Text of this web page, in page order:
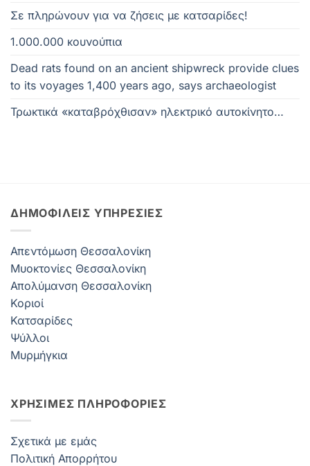
Σε πληρώνουν για να ζήσεις με κατσαρίδες!
1.000.000 κουνούπια
Dead rats found on an ancient shipwreck provide clues
to its voyages 1,400 years ago, says archaeologist
Τρωκτικά «καταβρόχθισαν» ηλεκτρικό αυτοκίνητο…
ΔΗΜΟΦΙΛΕΊΣ ΥΠΗΡΕΣΊΕΣ
Απεντόμωση Θεσσαλονίκη
Μυοκτονίες Θεσσαλονίκη
Απολύμανση Θεσσαλονίκη
Κοριοί
Κατσαρίδες
Ψύλλοι
Μυρμήγκια
ΧΡΗΣΙΜΕΣ ΠΛΗΡΟΦΟΡΙΕΣ
Σχετικά με εμάς
Πολιτική Απορρήτου